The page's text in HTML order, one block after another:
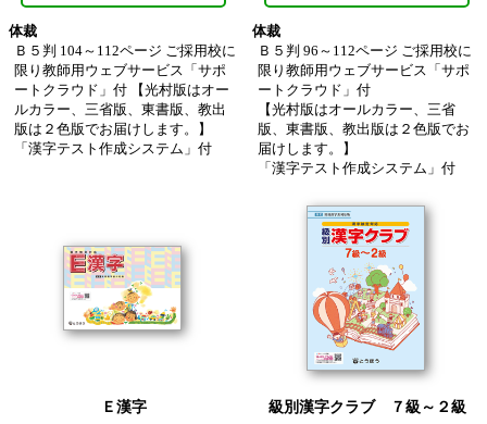
体裁
Ｂ５判 104～112ページ ご採用校に
限り教師用ウェブサービス「サポ
ートクラウド」付 【光村版はオー
ルカラー、三省版、東書版、教出
版は２色版でお届けします。】
「漢字テスト作成システム」付
体裁
Ｂ５判 96～112ページ ご採用校に
限り教師用ウェブサービス「サポ
ートクラウド」付
【光村版はオールカラー、三省
版、東書版、教出版は２色版でお
届けします。】
「漢字テスト作成システム」付
Ｅ漢字 級別漢字クラブ ７級～２級